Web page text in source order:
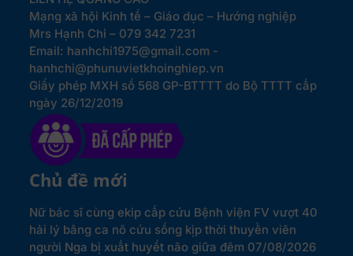
Mạng xã hội Kinh tế – Giáo dục – Hướng nghiệp
Mrs Hạnh Chi – 079 342 7231
Email: hanhchi1975@gmail.com -
hanhchi@phunuvietkhoinghiep.vn
Giấy phép MXH số 568 GP-BTTTT do Bộ TTTT cấp
ngày 26/12/2019
Chủ đề mới
Nữ bác sĩ cùng ekip cấp cứu Bệnh viện FV vượt 40
hải lý bằng ca nô cứu sống kịp thời thuyền viên
người Nga bị xuất huyết não giữa đêm 07/08/2026